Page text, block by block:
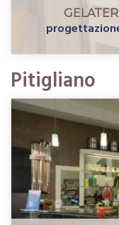
Pitigliano